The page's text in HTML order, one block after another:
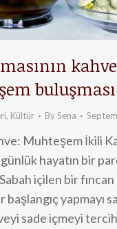
buluşması
, Kültür BySena
Muhteşem İkili
hayatın bir
içilen bir fıncan
başlangıç yapmayı
sade içmeyi